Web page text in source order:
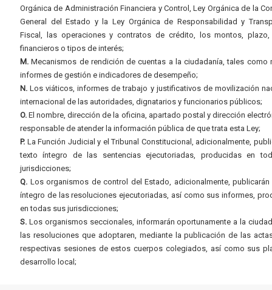
Orgánica de Administración Financiera y Control, Ley Orgánica de la
General del Estado y la Ley Orgánica de Responsabilidad y
Fiscal, las operaciones y contratos de crédito, los montos,
financieros o tipos de interés;
M. Mecanismos de rendición de cuentas a la ciudadanía, tales como
informes de gestión e indicadores de desempeño;
N. Los viáticos, informes de trabajo y justificativos de movilización
internacional de las autoridades, dignatarios y funcionarios públicos;
O. El nombre, dirección de la oficina, apartado postal y dirección
responsable de atender la información pública de que trata esta Ley;
P. La Función Judicial y el Tribunal Constitucional, adicionalmente,
texto íntegro de las sentencias ejecutoriadas, producidas en
jurisdicciones;
Q. Los organismos de control del Estado, adicionalmente, publicarán
íntegro de las resoluciones ejecutoriadas, así como sus informes,
en todas sus jurisdicciones;
S. Los organismos seccionales, informarán oportunamente a la
las resoluciones que adoptaren, mediante la publicación de las
respectivas sesiones de estos cuerpos colegiados, así como sus
desarrollo local;